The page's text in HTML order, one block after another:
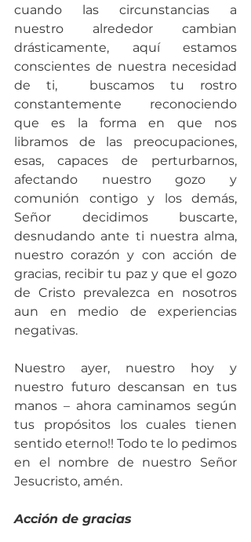
cuando las circunstancias a
nuestro alrededor cambian
drásticamente, aquí estamos
conscientes de nuestra necesidad
de ti,  buscamos tu rostro
constantemente reconociendo
que es la forma en que nos
libramos de las preocupaciones,
esas, capaces de perturbarnos,
afectando nuestro gozo y
comunión contigo y los demás,
Señor decidimos buscarte,
desnudando ante ti nuestra alma,
nuestro corazón y con acción de
gracias, recibir tu paz y que el gozo
de Cristo prevalezca en nosotros
aun en medio de experiencias
negativas.
Nuestro ayer, nuestro hoy y
nuestro futuro descansan en tus
manos – ahora caminamos según
tus propósitos los cuales tienen
sentido eterno!! Todo te lo pedimos
en el nombre de nuestro Señor
Jesucristo, amén.
Acción de gracias